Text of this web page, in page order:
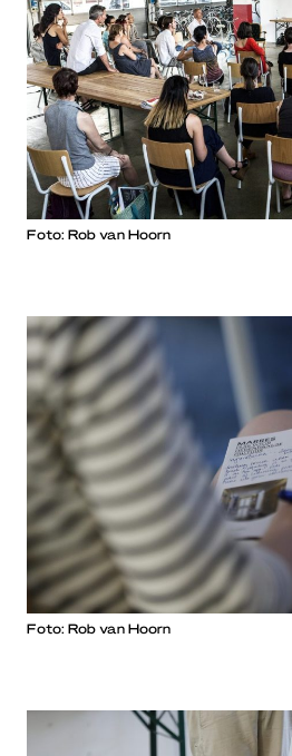
Foto: Rob van Hoorn
Foto: Rob van Hoorn